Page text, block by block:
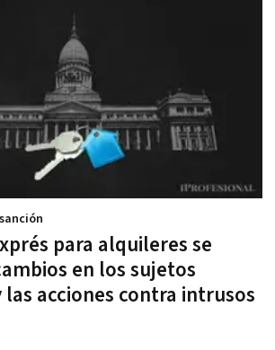
para alquileres se
en los sujetos
las acciones contra intrusos